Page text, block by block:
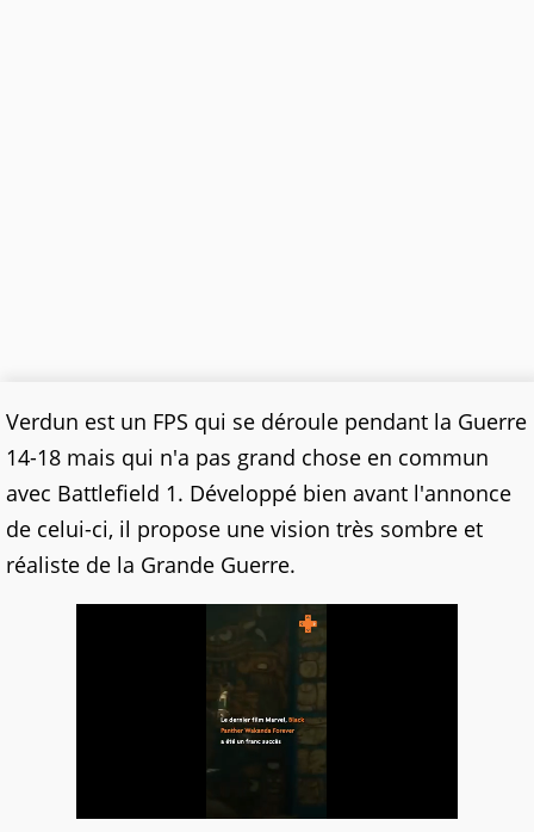
Verdun est un FPS qui se déroule pendant la Guerre
14-18 mais qui n'a pas grand chose en commun
avec Battlefield 1. Développé bien avant l'annonce
de celui-ci, il propose une vision très sombre et
réaliste de la Grande Guerre.